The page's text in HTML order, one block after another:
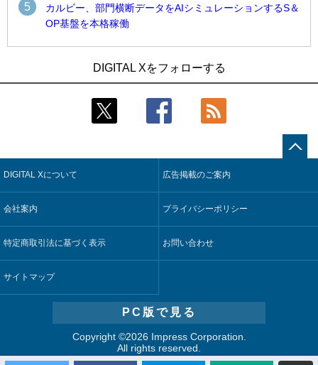
5
カルビー、部門横断データをAIシミュレーションするS＆
OP基盤を本格稼働
製造業の現場の暗黙知を組織横断で活用するためのナレッジ
管理基盤、LIGHTzが提供
4
近大病院と中外製薬、治験参加者組み入れに電子カルテとAI
5
【COMPUTEX 2026：Arm編】チップ自社製造で鍵を握る台
湾サプライチェーン、英Armが連携を強調
合基盤を本格稼働
鹿島建設、鋼管柱へのコンクリート充填時の異常を検出する
AIを遠隔監視システムに実装
4
製造業の現場の暗黙知を組織横断で活用するためのナレッジ
5
Umios、消費者起点の販売計画策定に向けたAIシステムを本格
稼働
DIGITAL Xをフォローする
DIGITAL Xについて 広告掲載のご案内
会社案内 プライバシーポリシー
特定商取引法に基づく表示 お問い合わせ
サイトマップ
PC版で見る
Copyright ©2026 Impress Corporation.
All rights reserved.